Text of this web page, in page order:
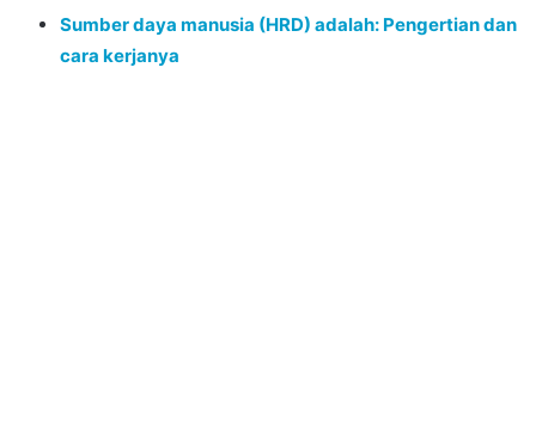
Sumber daya manusia (HRD) adalah: Pengertian dan
cara kerjanya